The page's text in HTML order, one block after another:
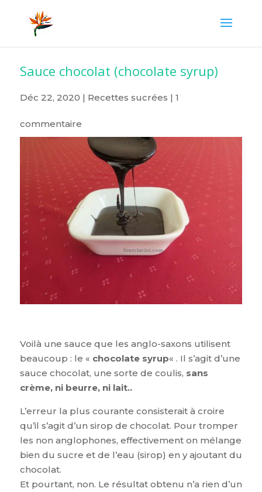
Sauce chocolat (chocolate syrup)
Déc 22, 2020 | Recettes sucrées | 1
commentaire
Voilà une sauce que les anglo-saxons utilisent
beaucoup : le « chocolate syrup« . Il s’agit d’une
sauce chocolat, une sorte de coulis, sans
crème, ni beurre, ni lait..
L’erreur la plus courante consisterait à croire
qu’il s’agit d’un sirop de chocolat. Pour tromper
les non anglophones, effectivement on mélange
bien du sucre et de l’eau (sirop) en y ajoutant du
chocolat.
Et pourtant, non. Le résultat obtenu n’a rien d’un